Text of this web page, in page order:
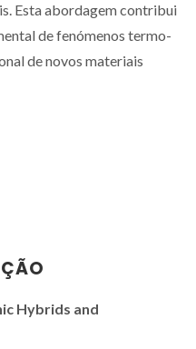
Esta abordagem contribui
de fenómenos termo-
de novos materiais
Hybrids and